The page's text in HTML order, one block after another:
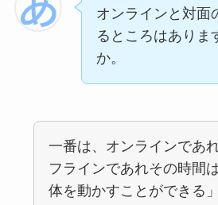
オンラインと対面
るところはありま
か。
一番は、オンラインであ
フラインであれその時間
体を動かすことができる